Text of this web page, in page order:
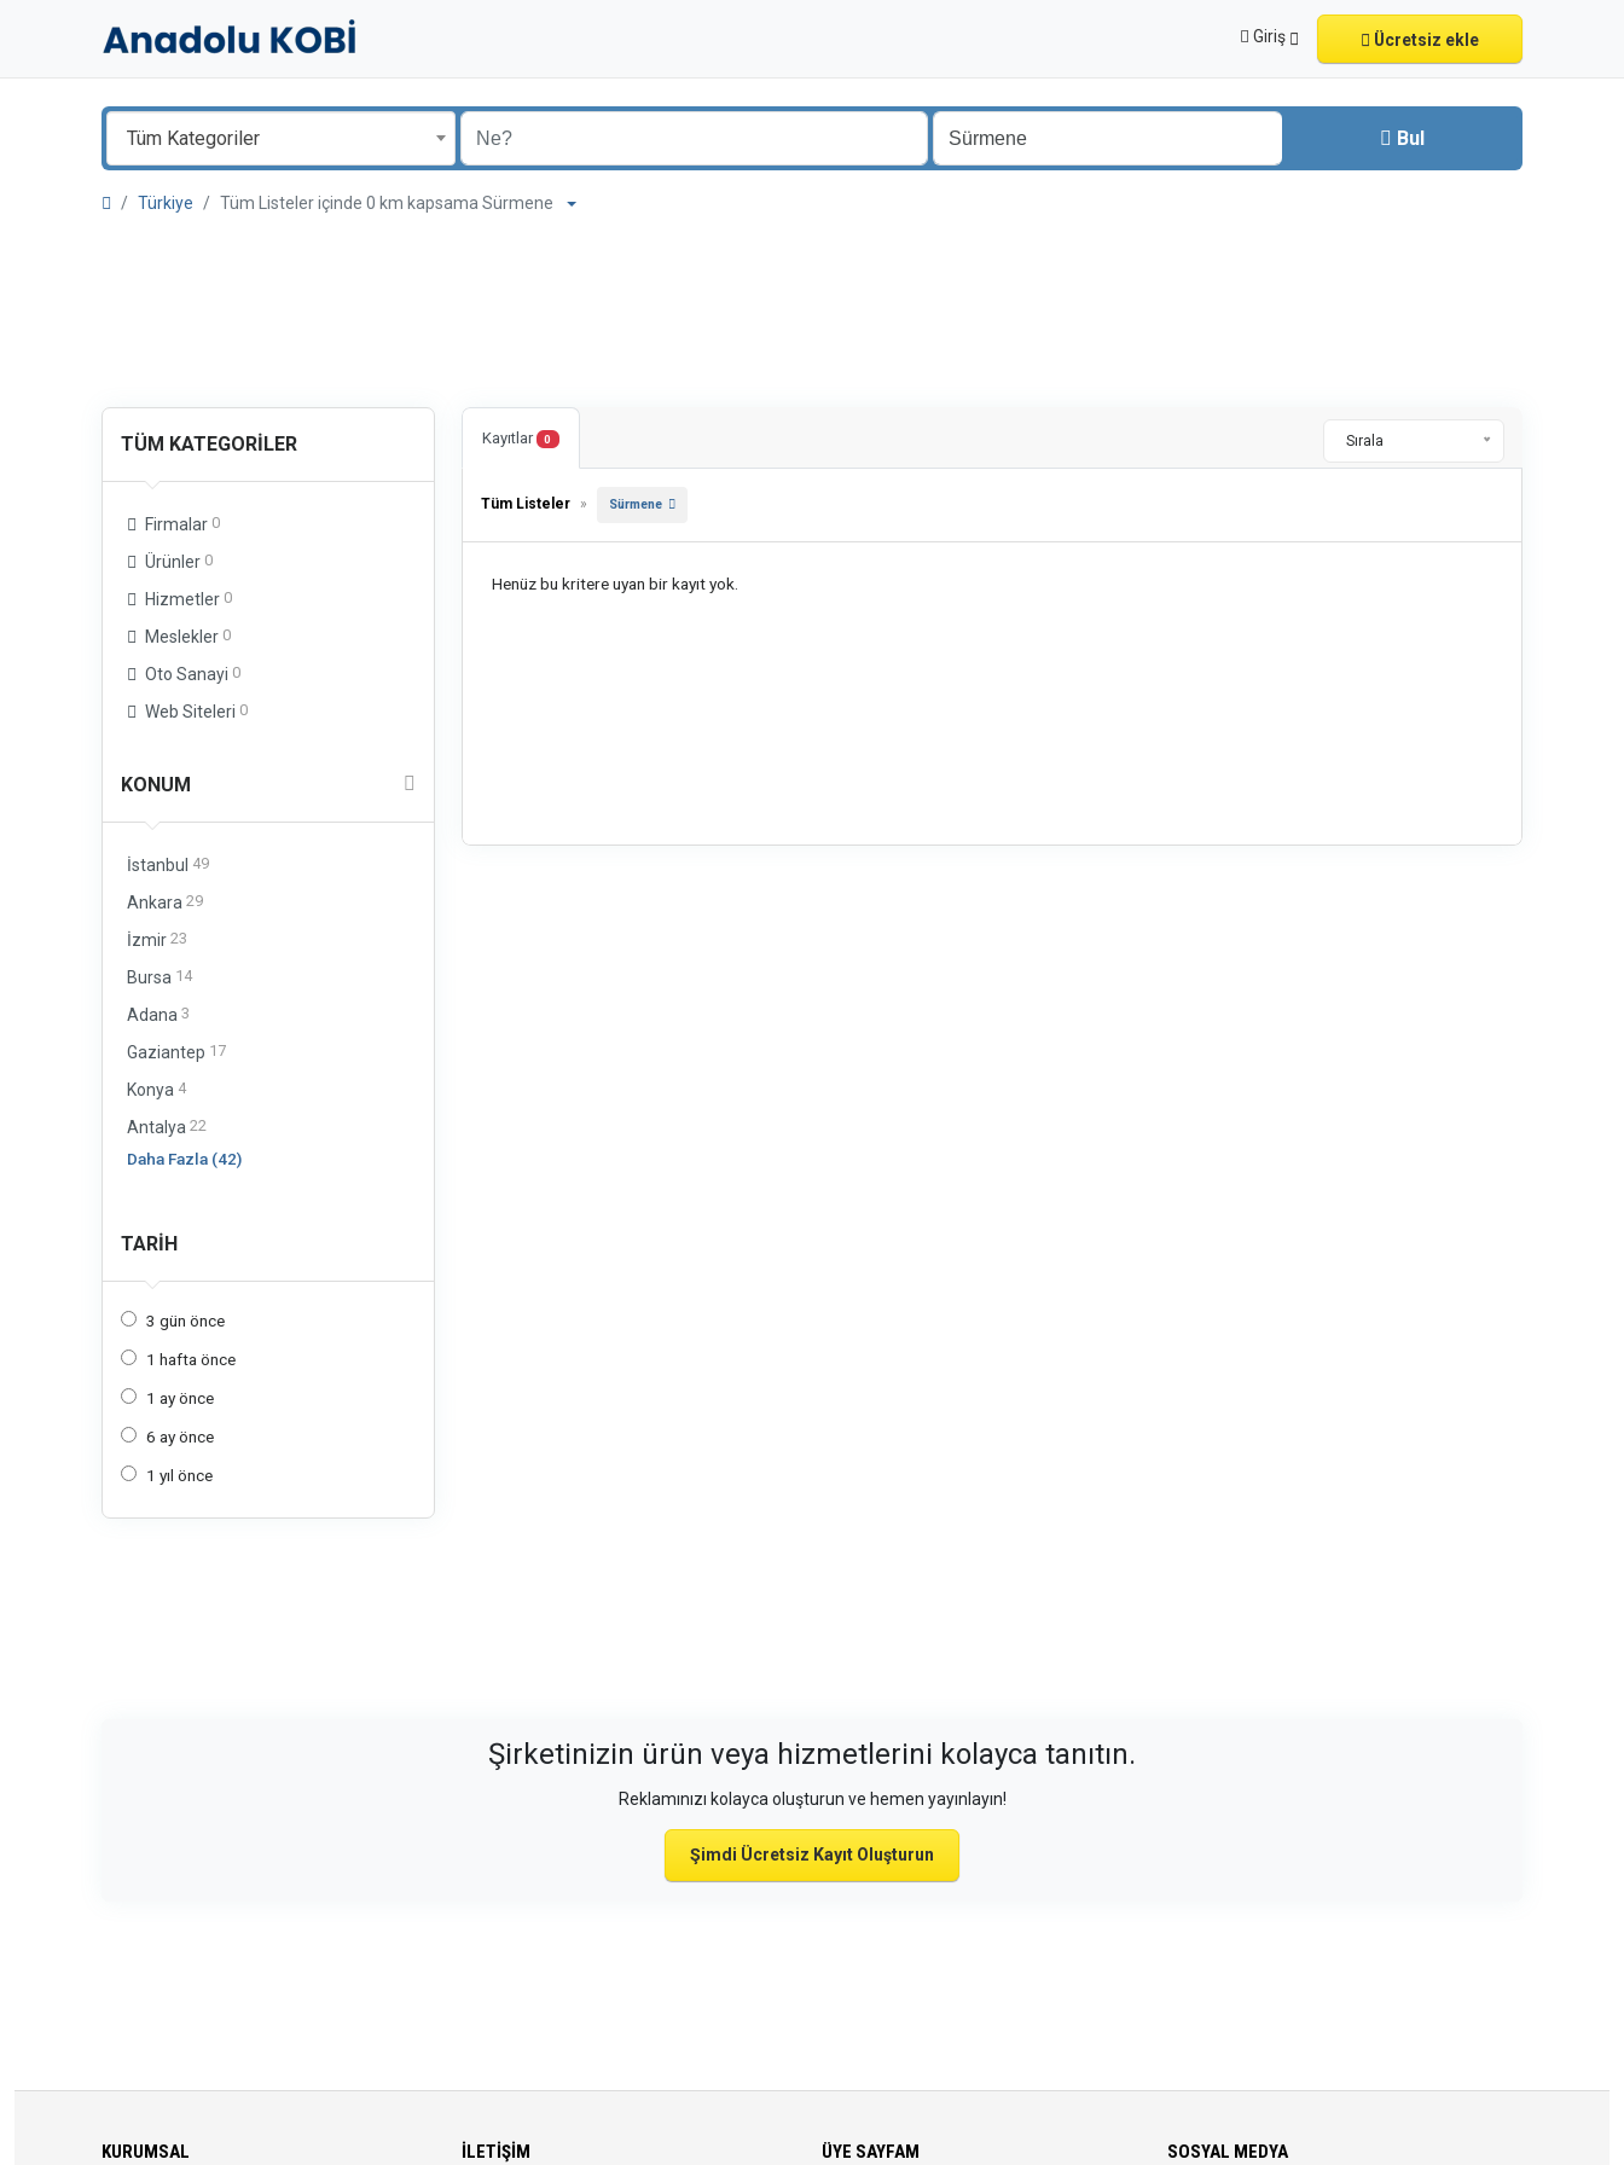
Giriş Ücretsiz ekle
Tüm Kategoriler Bul
Türkiye Tüm Listeler içinde 0 km kapsama Sürmene
TÜM KATEGORILER
Firmalar 0
Ürünler 0
Hizmetler 0
Meslekler 0
Oto Sanayi 0
Web Siteleri 0
KONUM
İstanbul 49
Ankara 29
İzmir 23
Bursa 14
Adana 3
Gaziantep 17
Konya 4
Antalya 22
Daha Fazla (42)
TARIH
3 gün önce
1 hafta önce
1 ay önce
6 ay önce
1 yıl önce
Kayıtlar 0 Sırala
Tüm Listeler » Sürmene
Henüz bu kritere uyan bir kayıt yok.
Şirketinizin ürün veya hizmetlerini kolayca tanıtın.
Reklamınızı kolayca oluşturun ve hemen yayınlayın!
Şimdi Ücretsiz Kayıt Oluşturun
KURUMSAL İLETIŞIM ÜYE SAYFAM SOSYAL MEDYA